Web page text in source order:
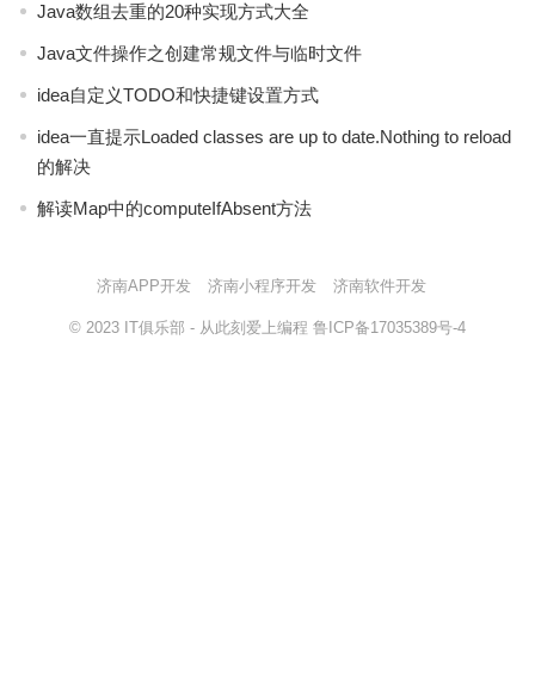
Java数组去重的20种实现方式大全
Java文件操作之创建常规文件与临时文件
idea自定义TODO和快捷键设置方式
idea一直提示Loaded classes are up to date.Nothing to reload
的解决
解读Map中的computeIfAbsent方法
济南APP开发 济南小程序开发 济南软件开发
© 2023 IT俱乐部 - 从此刻爱上编程 鲁ICP备17035389号-4